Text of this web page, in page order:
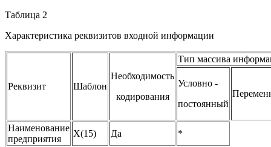
Таблица 2
Характеристика реквизитов входной информации
Реквизит Шаблон
Необходимость
кодирования
Тип массива
Условно -
постоянный
Наименование
предприятия
Х(15) Да
*